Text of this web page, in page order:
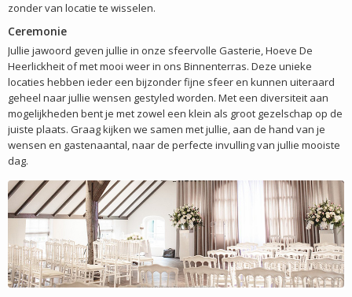
zonder van locatie te wisselen.
Ceremonie
Jullie jawoord geven jullie in onze sfeervolle Gasterie, Hoeve De
Heerlickheit of met mooi weer in ons Binnenterras. Deze unieke
locaties hebben ieder een bijzonder fijne sfeer en kunnen uiteraard
geheel naar jullie wensen gestyled worden. Met een diversiteit aan
mogelijkheden bent je met zowel een klein als groot gezelschap op de
juiste plaats. Graag kijken we samen met jullie, aan de hand van je
wensen en gastenaantal, naar de perfecte invulling van jullie mooiste
dag.